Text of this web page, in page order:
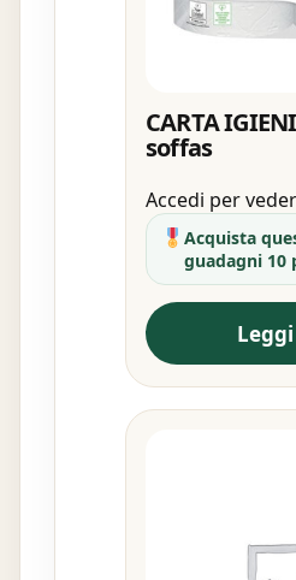
CARTA
soffas
Accedi per
Acquista
guadagni 10